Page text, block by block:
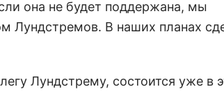
она не будет поддержана, мы
Лундстремов. В наших планах
Лундстрему, состоится уже в